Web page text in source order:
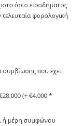
όριο εισοδήματος
φορολογική
που έχει
(+ €4.000 *
ή μέρη συμφώνου